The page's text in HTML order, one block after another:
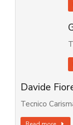
Davide
Tecnico